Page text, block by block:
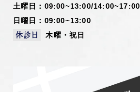
土曜日：09:00~13:00/14:00~17:00
日曜日：09:00~13:00
休診日 木曜・祝日